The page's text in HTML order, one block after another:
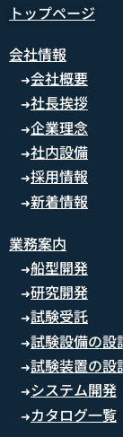
トップページ
会社情報
➜会社概要
➜社長挨拶
➜企業理念
➜社内設備
➜採用情報
➜新着情報
業務案内
➜船型開発
➜研究開発
➜試験受託
➜試験設備の設
➜試験装置の設
➜システム開発
➜カタログ一覧